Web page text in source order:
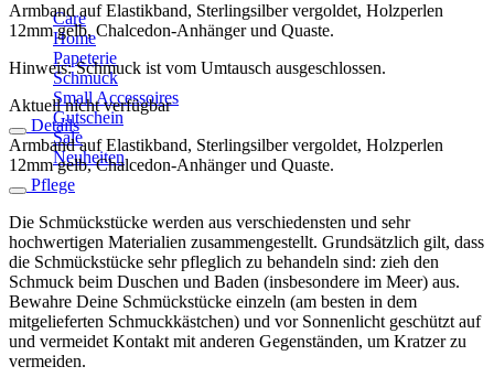
Care
Home
Papeterie
Schmuck
Small Accessoires
Gutschein
Sale
Neuheiten
Armband auf Elastikband, Sterlingsilber vergoldet, Holzperlen
12mm gelb, Chalcedon-Anhänger und Quaste.
Hinweis: Schmuck ist vom Umtausch ausgeschlossen.
Aktuell nicht verfügbar
Details
Armband auf Elastikband, Sterlingsilber vergoldet, Holzperlen
12mm gelb, Chalcedon-Anhänger und Quaste.
Pflege
Die Schmückstücke werden aus verschiedensten und sehr
hochwertigen Materialien zusammengestellt. Grundsätzlich gilt, dass
die Schmückstücke sehr pfleglich zu behandeln sind: zieh den
Schmuck beim Duschen und Baden (insbesondere im Meer) aus.
Bewahre Deine Schmückstücke einzeln (am besten in dem
mitgelieferten Schmuckkästchen) und vor Sonnenlicht geschützt auf
und vermeidet Kontakt mit anderen Gegenständen, um Kratzer zu
vermeiden.